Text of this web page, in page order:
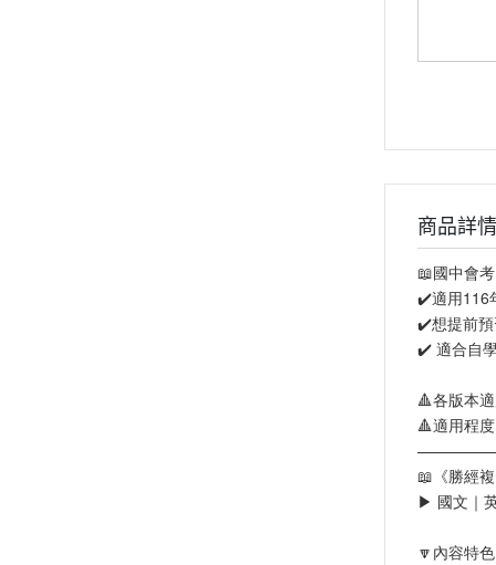
商品詳情
📖國中會
✔️適用116
✔️想提前預
✔️ 適合自
🔺各版本
🔺適用程
📖《勝經
▶ 國文｜
🔽內容特